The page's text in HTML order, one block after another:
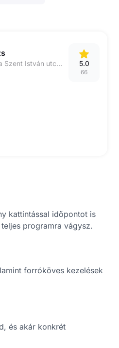
4400 Nyíregyháza Szent István utca 2 5.0
66
kattintással időpontot is
programra vágysz.
forróköves kezelések
és akár konkrét